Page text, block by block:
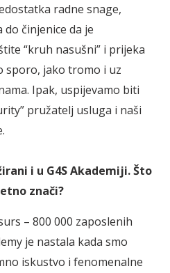
radne snage,
činjenice da je
“kruh nasušni” i prijeka
sporo, jako tromo i uz
Ipak, uspijevamo biti
pružatelj usluga i naši
i u G4S Akademiji. Što
znači?
– 800 000 zaposlenih
je nastala kada smo
iskustvo i fenomenalne